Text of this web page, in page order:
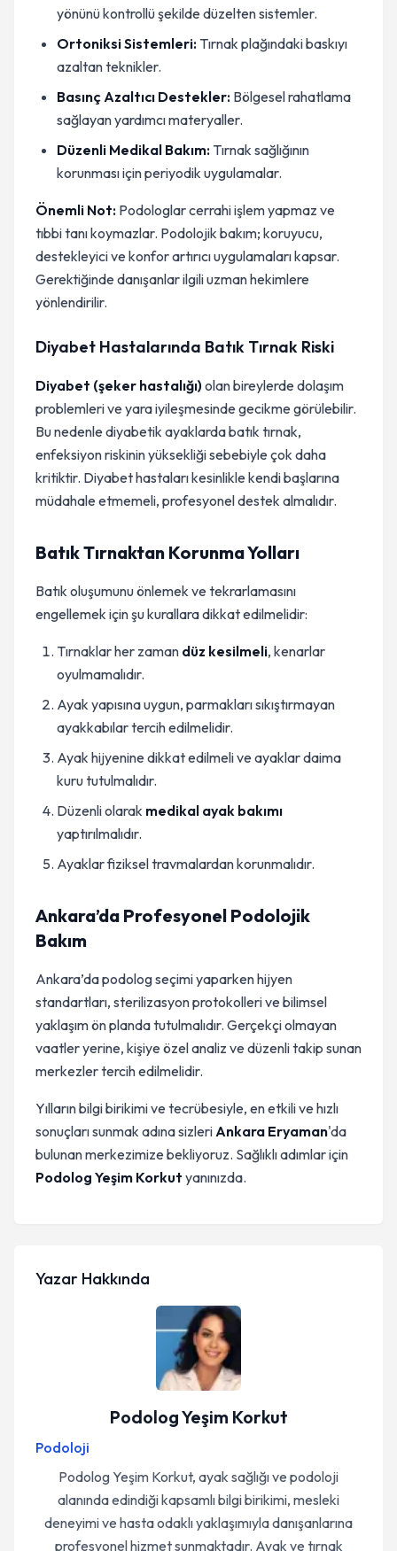
yönünü kontrollü şekilde düzelten sistemler.
Ortoniksi Sistemleri: Tırnak plağındaki baskıyı
azaltan teknikler.
Basınç Azaltıcı Destekler: Bölgesel rahatlama
sağlayan yardımcı materyaller.
Düzenli Medikal Bakım: Tırnak sağlığının
korunması için periyodik uygulamalar.
Önemli Not: Podologlar cerrahi işlem yapmaz ve
tıbbi tanı koymazlar. Podolojik bakım; koruyucu,
destekleyici ve konfor artırıcı uygulamaları kapsar.
Gerektiğinde danışanlar ilgili uzman hekimlere
yönlendirilir.
Diyabet Hastalarında Batık Tırnak Riski
Diyabet (şeker hastalığı)olan bireylerde dolaşım
problemleri ve yara iyileşmesinde gecikme görülebilir.
Bu nedenle diyabetik ayaklarda batık tırnak,
enfeksiyon riskinin yüksekliği sebebiyle çok daha
kritiktir. Diyabet hastaları kesinlikle kendi başlarına
müdahale etmemeli, profesyonel destek almalıdır.
Batık Tırnaktan Korunma Yolları
Batık oluşumunu önlemek ve tekrarlamasını
engellemek için şu kurallara dikkat edilmelidir:
Tırnaklar her zaman düz kesilmeli, kenarlar
oyulmamalıdır.
Ayak yapısına uygun, parmakları sıkıştırmayan
ayakkabılar tercih edilmelidir.
Ayak hijyenine dikkat edilmeli ve ayaklar daima
kuru tutulmalıdır.
Düzenli olarak medikal ayak bakımı
yaptırılmalıdır.
Ayaklar fiziksel travmalardan korunmalıdır.
Ankara’da Profesyonel Podolojik
Bakım
Ankara’da podolog seçimi yaparken hijyen
standartları, sterilizasyon protokolleri ve bilimsel
yaklaşım ön planda tutulmalıdır. Gerçekçi olmayan
vaatler yerine, kişiye özel analiz ve düzenli takip sunan
merkezler tercih edilmelidir.
Yılların bilgi birikimi ve tecrübesiyle, en etkili ve hızlı
sonuçları sunmak adına sizleriAnkara Eryaman'da
bulunan merkezimize bekliyoruz. Sağlıklı adımlar için
Podolog Yeşim Korkut yanınızda.
Yazar Hakkında
Podolog Yeşim Korkut
Podoloji
Podolog Yeşim Korkut, ayak sağlığı ve podoloji
alanında edindiği kapsamlı bilgi birikimi, mesleki
deneyimi ve hasta odaklı yaklaşımıyla danışanlarına
profesyonel hizmet sunmaktadır. Ayak ve tırnak